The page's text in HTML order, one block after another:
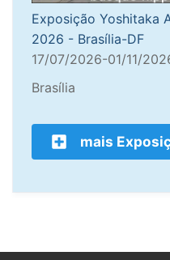
Exposição Yoshitaka
2026 - Brasília-DF
17/07/2026-01/11/
Brasília
mais